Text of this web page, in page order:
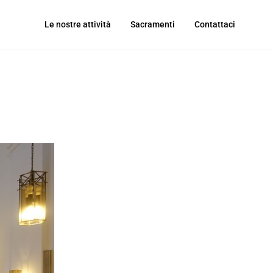
Le nostre attività Sacramenti Contattaci